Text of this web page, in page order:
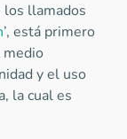
los llamados
’, está primero
medio
y el uso
la cual es